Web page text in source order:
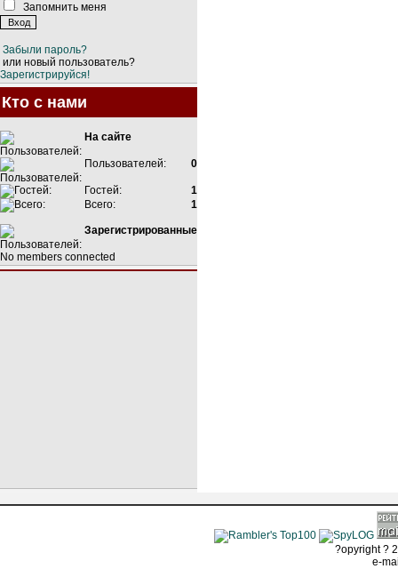
Запомнить меня
Забыли пароль?
или новый пользователь?
Зарегистрируйся!
Кто с нами
На сайте
Пользователей: 0
Гостей:
1
Всего:
1
Зарегистрированные
No members connected
?opyright ?
e-